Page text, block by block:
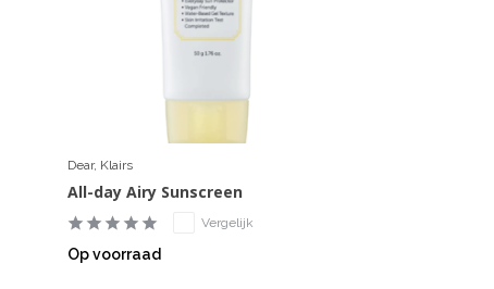
Dear, Klairs
All-day Airy Sunscreen
Vergelijk
Op voorraad